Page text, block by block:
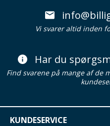
Vi svarer altid inden
Har du
Find svarene på mange af de
KUNDESERVICE